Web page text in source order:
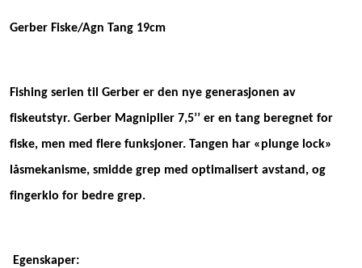
Gerber Fiske/Agn Tang 19cm
Fishing serien til Gerber er den nye generasjonen av
fiskeutstyr. Gerber Magniplier 7,5’’ er en tang beregnet for
fiske, men med flere funksjoner. Tangen har «plunge lock»
låsmekanisme, smidde grep med optimalisert avstand, og
fingerklo for bedre grep.
Egenskaper: